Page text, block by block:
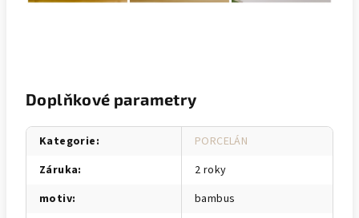
Doplňkové parametry
Kategorie:
PORCELÁN
Záruka:
2 roky
motiv:
bambus